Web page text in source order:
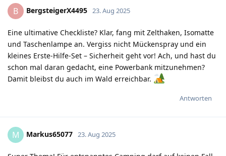
B BergsteigerX4495 23. Aug 2025
Eine ultimative Checkliste? Klar, fang mit Zelthaken, Isomatte
und Taschenlampe an. Vergiss nicht Mückenspray und ein
kleines Erste-Hilfe-Set – Sicherheit geht vor! Ach, und hast du
schon mal daran gedacht, eine Powerbank mitzunehmen?
Damit bleibst du auch im Wald erreichbar.
Antworten
M Markus65077 23. Aug 2025